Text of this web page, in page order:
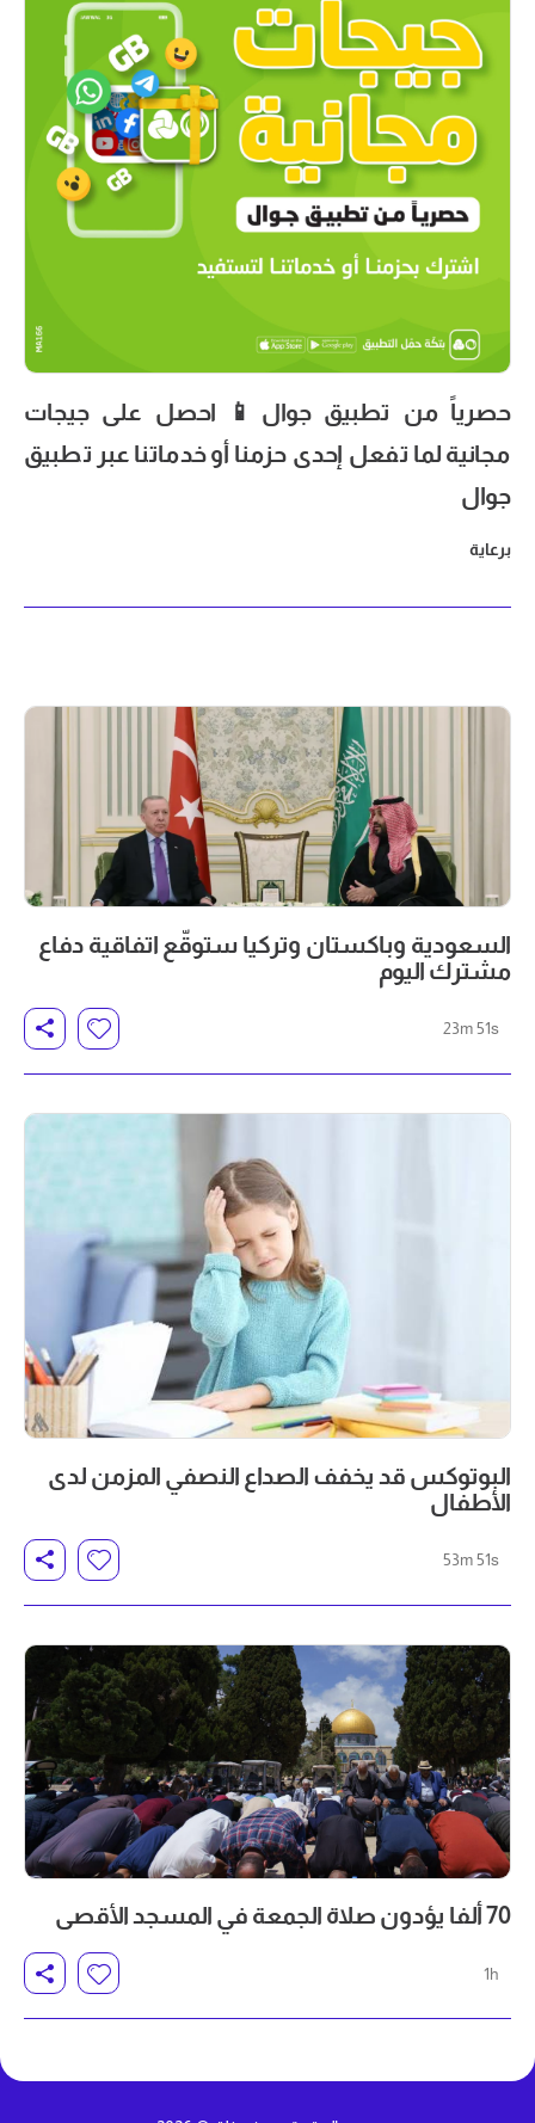
حصرياً من تطبيق جوال📱 احصل على جيجات
مجانية لما تفعل إحدى حزمنا أو خدماتنا عبر تطبيق
جوال
برعاية
السعودية وباكستان وتركيا ستوقّع اتفاقية دفاع
مشترك اليوم
23m 51s
البوتوكس قد يخفف الصداع النصفي المزمن لدى
الأطفال
53m 51s
70 ألفا يؤدون صلاة الجمعة في المسجد الأقصى
1h